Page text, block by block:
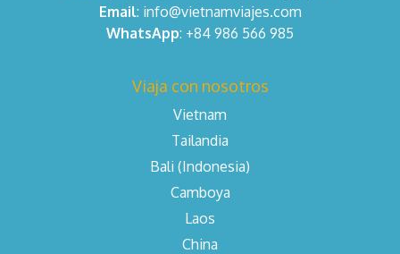
Email: info@vietnamviajes.com
WhatsApp: +84 986 566 985
Viaja con nosotros
Vietnam
Tailandia
Bali (Indonesia)
Camboya
Laos
China